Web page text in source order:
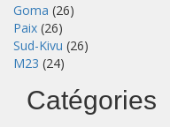
Goma (26)
Paix (26)
Sud-Kivu (26)
M23 (24)
Catégories